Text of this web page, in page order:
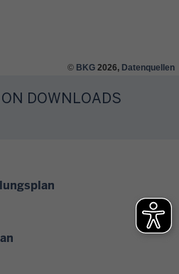
© BKG 2026, Datenquellen
DOWNLOADS